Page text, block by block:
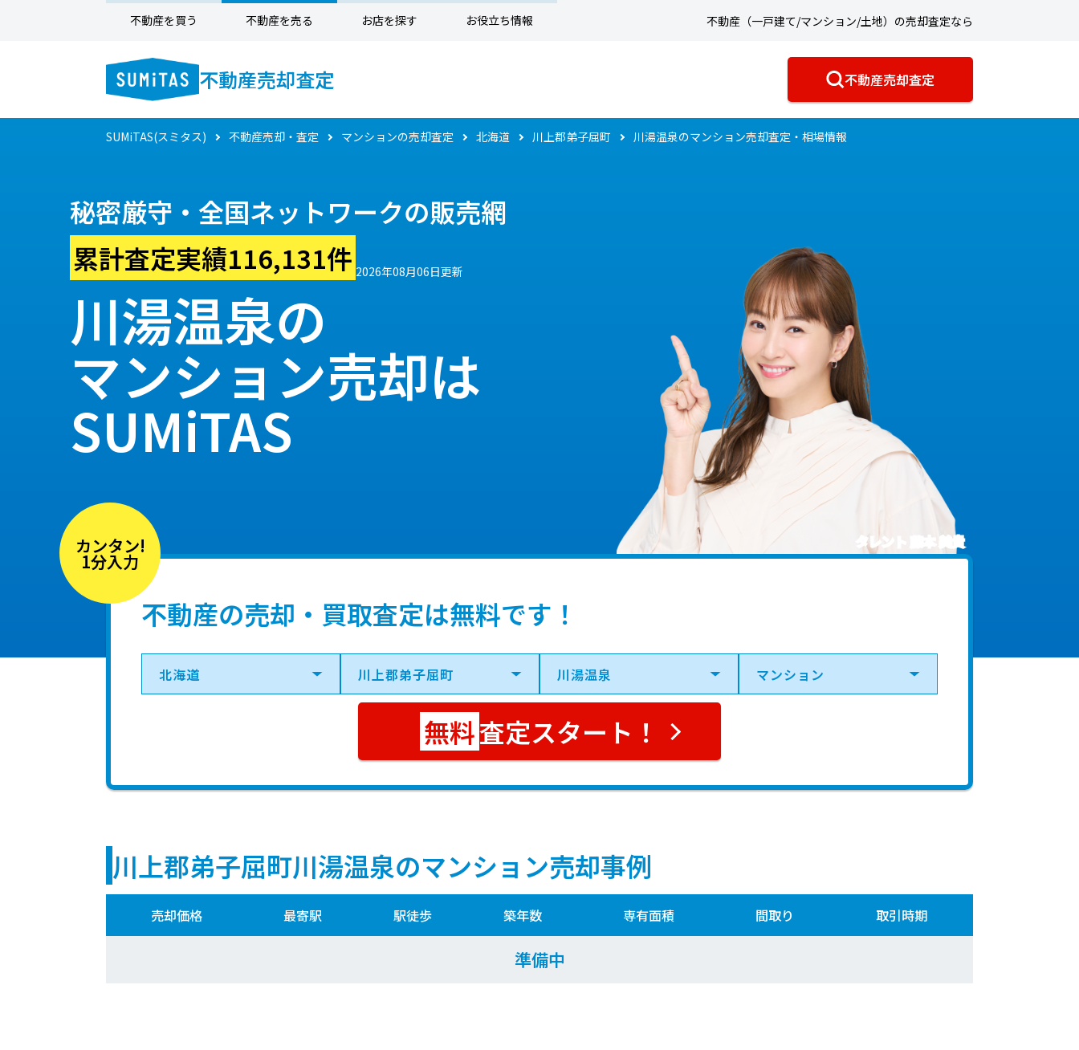
不動産を買う 不動産を売る お店を探す お役立ち情報 不動産（一戸建て/マンション/土地）の売却査定なら
不動産売却査定 不動産売却査定
SUMiTAS(スミタス) 不動産売却・査定 マンションの売却査定 北海道 川上郡弟子屈町 川湯温泉のマンション売却査定・相場情報
秘密厳守・全国ネットワークの販売網
累計査定実績116,131件 2026年08月06日更新
川湯温泉の
マンション売却は
SUMiTAS
タレント 藤本 美貴
カンタン!
1分入力
不動産の売却・買取査定は無料です！
査定スタート！
川上郡弟子屈町川湯温泉のマンション売却事例
売却価格 最寄駅 駅徒歩 築年数 専有面積 間取り 取引時期
準備中